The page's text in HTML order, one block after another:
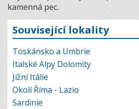
kamenná pec.
Související lokality
Toskánsko a Umbrie
Italské Alpy Dolomity
Jižní Itálie
Okolí Říma - Lazio
Sardinie